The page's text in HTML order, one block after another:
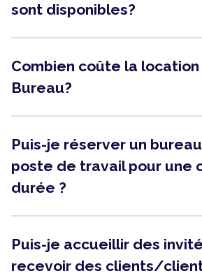
sont disponibles?
Combien coûte la location
Bureau?
Puis-je réserver un
poste de travail pour une
durée ?
Puis-je accueillir des
recevoir des clients/